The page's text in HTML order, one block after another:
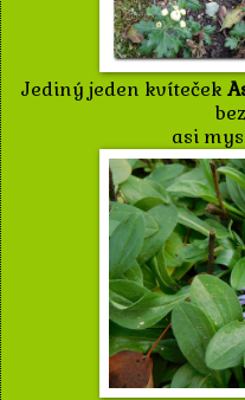
Jediný jeden kvíteček
asi